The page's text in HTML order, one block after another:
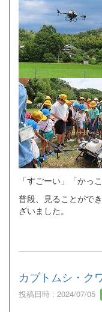
「すごーい」「かっ
普段、見ることがで
ざいました。
カブトムシ・ク
投稿日時 : 2024/07/05